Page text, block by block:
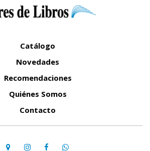
Catálogo
Novedades
Recomendaciones
Quiénes Somos
Contacto